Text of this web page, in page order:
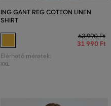
ING GANT REG COTTON LINEN
SHIRT
63 990 Ft
31 990 Ft
Elérhető méretek:
XXL